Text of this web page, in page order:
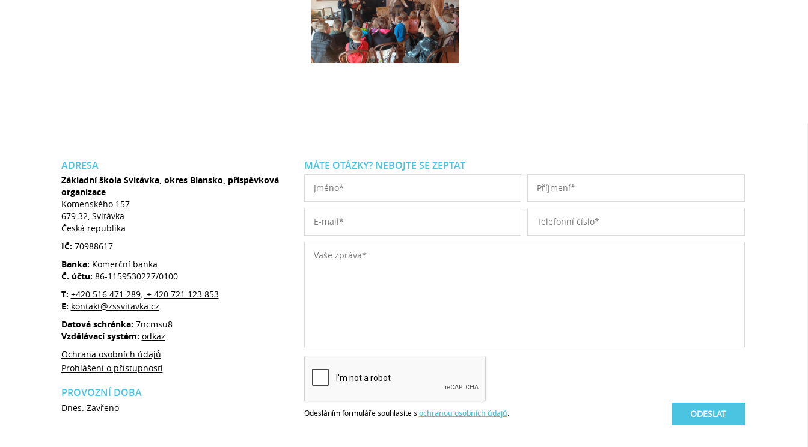
ADRESA
Základní škola Svitávka, okres Blansko, příspěvková
organizace
Komenského 157
679 32, Svitávka
Česká republika
IČ: 70988617
Banka: Komerční banka
Č. účtu: 86-1159530227/0100
T: +420 516 471 289, + 420 721 123 853
E: kontakt@zssvitavka.cz
Datová schránka: 7ncmsu8
Vzdělávací systém: odkaz
Ochrana osobních údajů
Prohlášení o přístupnosti
PROVOZNÍ DOBA
Dnes: Zavřeno
MÁTE OTÁZKY? NEBOJTE SE ZEPTAT
Odesláním formuláře souhlasíte s ochranou osobních údajů